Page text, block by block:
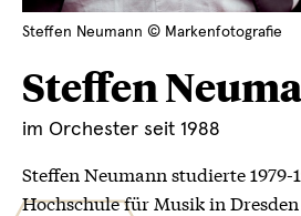
Steffen Neumann © Markenfotografie
Steffen
im Orchester seit 1988
Steffen Neumann studierte 1979-
Hochschule für Musik in